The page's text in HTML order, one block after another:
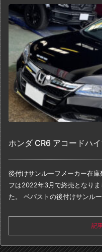
ホンダ CR6 アコードハ
後付けサンルーフメーカー在庫
フは2022年3月で終売となりま
た。
ベバストの後付けサンル
記